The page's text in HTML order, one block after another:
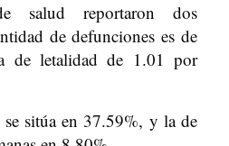
salud reportaron dos
de defunciones es de
de letalidad de 1.01 por
sitúa en 37.59%, y la de